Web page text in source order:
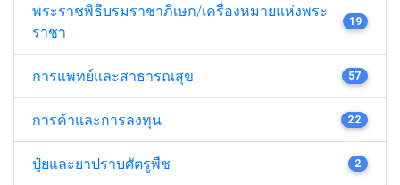
พระราชพิธีบรมราชาภิเษก/เครื่องหมายแห่งพระ
ราชา
19
การแพทย์และสาธารณสุข 57
การค้าและการลงทุน 22
ปุ๋ยและยาปราบศัตรูพืช 2